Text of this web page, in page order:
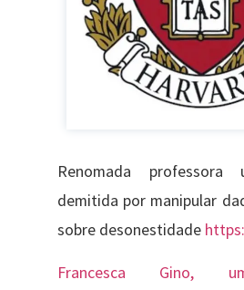
Renomada professora
demitida por manipular
sobre desonestidade
Francesca Gino,